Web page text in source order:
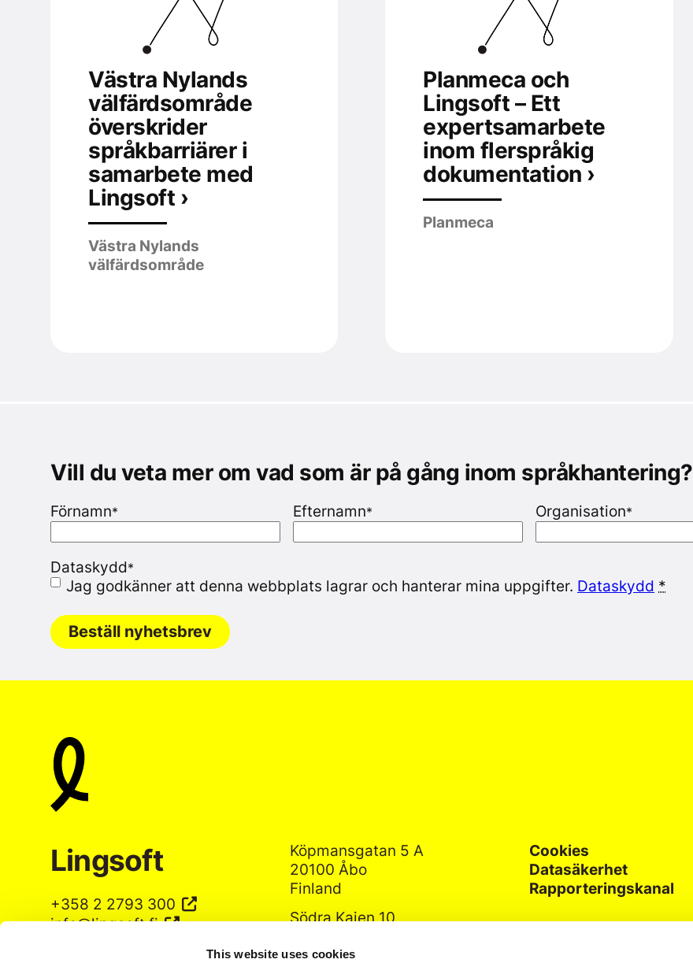
This website uses cookies
Västra Nylands
välfärdsområde
överskrider
språkbarriärer i
samarbete med
Lingsoft ›
Västra Nylands
välfärdsområde
Planmeca och
Lingsoft – Ett
expertsamarbete
inom flerspråkig
dokumentation ›
Planmeca
Vill du veta mer om vad som är på gång inom språkhantering?
Förnamn* Efternamn* Organisation*
Dataskydd*
Jag godkänner att denna webbplats lagrar och hanterar mina uppgifter. Dataskydd *
Beställ nyhetsbrev
Lingsoft
+358 2 2793 300
info@lingsoft.fi
Köpmansgatan 5 A
20100 Åbo
Finland
Södra Kajen 10
Finland
Cookies
Datasäkerhet
Rapporteringskanal